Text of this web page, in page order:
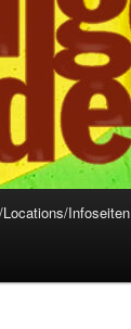
Infoseiten